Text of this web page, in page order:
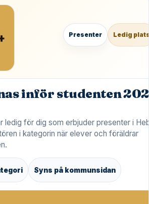
Presenter Ledig
inför studenten
ledig för dig som erbjuder presenter i
i kategorin när elever och föräldrar
Syns på kommunsidan